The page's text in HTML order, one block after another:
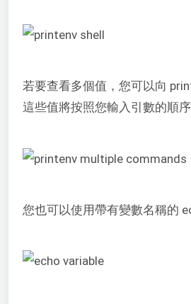
若要查看多個值，您可以向
這些值將按照您輸入引數的順序
您也可以使用帶有變數名稱的